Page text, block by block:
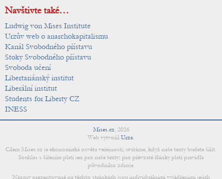
Navštivte také…
Ludwig von Mises Institute
Urzův web o anarchokapitalismu
Kanál Svobodného přístavu
Stoky Svobodného přístavu
Svoboda učení
Libertariánský institut
Liberální institut
Students for Liberty CZ
INESS
Mises.cz, 2026
Web vytvořil Urza.
Cílem Mises.cz je ekonomická osvěta veřejnosti; uvítáme, když naše texty budete šířit.
Souhlas s šířením platí jen pro naše texty; pro převzaté články platí pravidla
původního zdroje.
Názory prezentované na těchto stránkách jsou individuálními vyjádřeními jejich